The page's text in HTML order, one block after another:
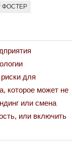
ФОСТЕР
для
которое может не
или смена
или включить